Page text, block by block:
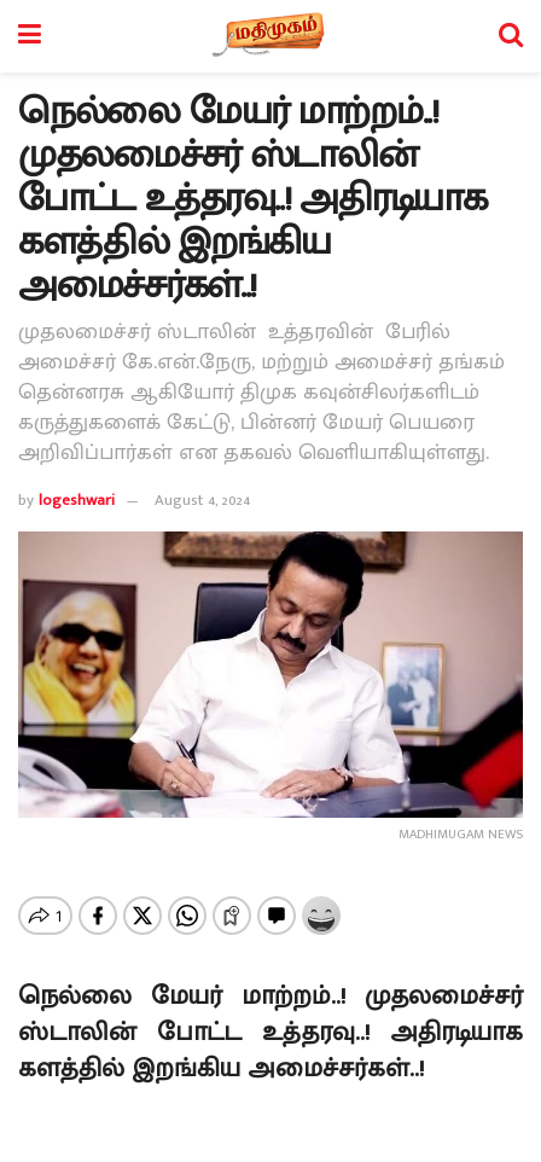
நெல்லை மேயர் மாற்றம்..!
முதலமைச்சர் ஸ்டாலின்
போட்ட உத்தரவு..! அதிரடியாக
களத்தில் இறங்கிய
அமைச்சர்கள்..!
முதலமைச்சர் ஸ்டாலின் உத்தரவின் பேரில்
அமைச்சர் கே.என்.நேரு, மற்றும் அமைச்சர் தங்கம்
தென்னரசு ஆகியோர் திமுக கவுன்சிலர்களிடம்
கருத்துகளைக் கேட்டு, பின்னர் மேயர் பெயரை
அறிவிப்பார்கள் என தகவல் வெளியாகியுள்ளது.
bylogeshwari August 4, 2024
MADHIMUGAM NEWS
நெல்லை மேயர் மாற்றம்..! முதலமைச்சர்
ஸ்டாலின் போட்ட உத்தரவு..! அதிரடியாக
களத்தில் இறங்கிய அமைச்சர்கள்..!